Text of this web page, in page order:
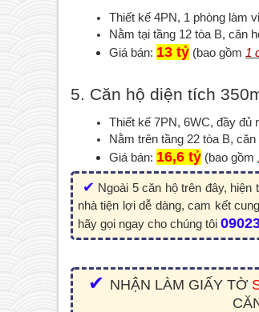
Thiết kế 4PN, 1 phòng làm
Nằm tại tầng 12 tòa B, căn
Giá bán: 13 tỷ (bao gồm 1
5. Căn hộ diện tích
Thiết kế 7PN, 6WC, đầy đủ
Nằm trên tầng 22 tòa B, căn
Giá bán: 16,6 tỷ (bao gồm
✔ Ngoài 5 căn hộ trên đây,
nhà tiện lợi dễ dàng, cam kết
hãy gọi ngay cho chúng tôi
✔ NHẬN LÀM GIẤY TỜ